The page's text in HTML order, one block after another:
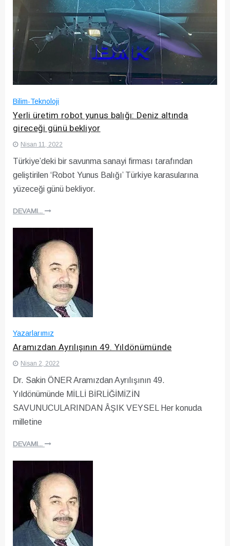
Bilim-Teknoloji
Yerli üretim robot yunus balığı: Deniz altında
gireceği günü bekliyor
Nisan 11, 2022
Türkiye’deki bir savunma sanayi firması tarafından
geliştirilen ‘Robot Yunus Balığı’ Türkiye karasularına
yüzeceği günü bekliyor.
DEVAMI...
Yazarlarımız
Aramızdan Ayrılışının 49. Yıldönümünde
Nisan 2, 2022
Dr. Sakin ÖNER Aramızdan Ayrılışının 49.
Yıldönümünde MİLLİ BİRLİĞİMİZİN
SAVUNUCULARINDAN ÂŞIK VEYSEL Her konuda
milletine
DEVAMI...